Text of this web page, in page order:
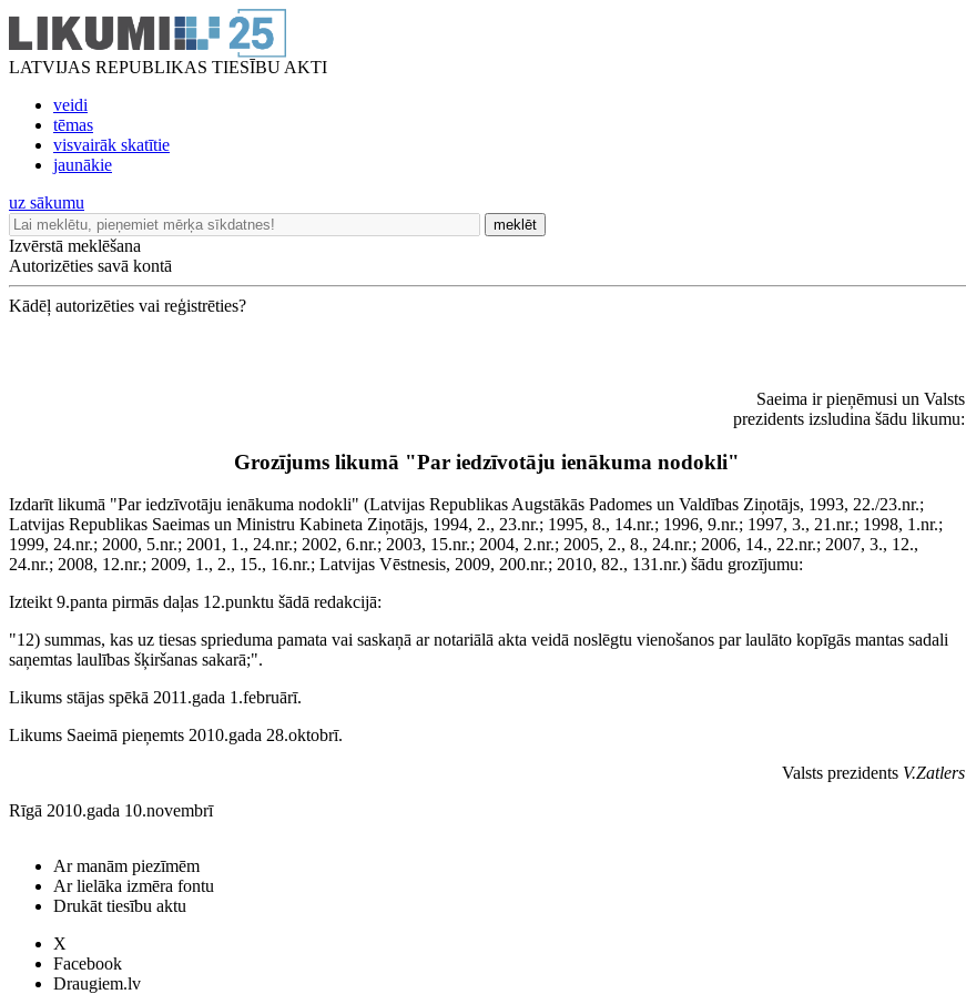
LATVIJAS REPUBLIKAS TIESĪBU AKTI
veidi
tēmas
visvairāk skatītie
jaunākie
uz sākumu
meklēt
Izvērstā meklēšana
Autorizēties savā kontā
Kādēļ autorizēties vai reģistrēties?
Saeima ir pieņēmusi un Valsts
prezidents izsludina šādu likumu:
Grozījums likumā "Par iedzīvotāju ienākuma nodokli"
Izdarīt likumā "Par iedzīvotāju ienākuma nodokli" (Latvijas Republikas Augstākās Padomes un Valdības Ziņotājs, 1993, 22./23.nr.;
Latvijas Republikas Saeimas un Ministru Kabineta Ziņotājs, 1994, 2., 23.nr.; 1995, 8., 14.nr.; 1996, 9.nr.; 1997, 3., 21.nr.; 1998, 1.nr.;
1999, 24.nr.; 2000, 5.nr.; 2001, 1., 24.nr.; 2002, 6.nr.; 2003, 15.nr.; 2004, 2.nr.; 2005, 2., 8., 24.nr.; 2006, 14., 22.nr.; 2007, 3., 12.,
24.nr.; 2008, 12.nr.; 2009, 1., 2., 15., 16.nr.; Latvijas Vēstnesis, 2009, 200.nr.; 2010, 82., 131.nr.) šādu grozījumu:
Izteikt 9.panta pirmās daļas 12.punktu šādā redakcijā:
"12) summas, kas uz tiesas sprieduma pamata vai saskaņā ar notariālā akta veidā noslēgtu vienošanos par laulāto kopīgās mantas sadali
saņemtas laulības šķiršanas sakarā;".
Likums stājas spēkā 2011.gada 1.februārī.
Likums Saeimā pieņemts 2010.gada 28.oktobrī.
Valsts prezidents V.Zatlers
Rīgā 2010.gada 10.novembrī
Ar manām piezīmēm
Ar lielāka izmēra fontu
Drukāt tiesību aktu
X
Facebook
Draugiem.lv